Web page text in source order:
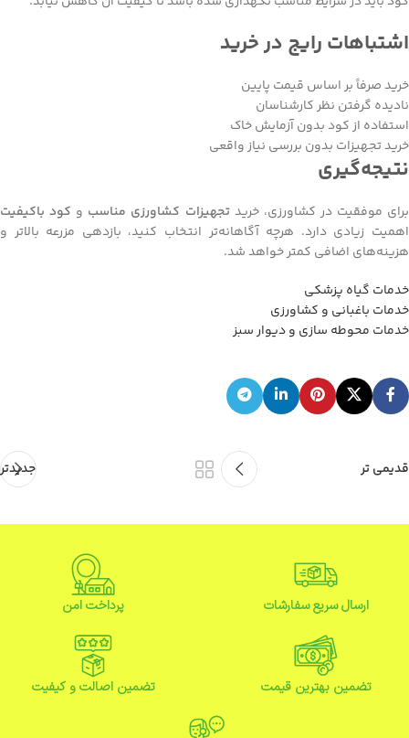
اشتباهات رایج در خرید
خرید صرفاً بر اساس قیمت پایین
نادیده گرفتن نظر کارشناسان
استفاده از کود بدون آزمایش خاک
خرید تجهیزات بدون بررسی نیاز واقعی
نتیجه‌گیری
برای موفقیت در کشاورزی، خریدتجهیزات کشاورزی مناسب و کود باکیفیت
اهمیت زیادی دارد. هرچه آگاهانه‌تر انتخاب کنید، بازدهی مزرعه بالاتر و
هزینه‌های اضافی کمتر خواهد شد.
خدمات گیاه پزشکی
خدمات باغبانی و کشاورزی
خدمات محوطه سازی و دیوار سبز
جدیدتر قدیمی تر
ارسال سریع سفارشات پرداخت امن
تضمین بهترین قیمت تضمین اصالت و کیفیت